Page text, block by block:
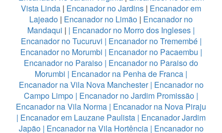
Vista Linda | Encanador no Jardins | Encanador em
Lajeado | Encanador no Limão | Encanador no
Mandaqui | | Encanador no Morro dos Ingleses |
Encanador no Tucuruvi | Encanador no Tremembé|
Encanador no Morumbi | Encanador no Pacaembu |
Encanador no Paraiso | Encanador no Paraiso do
Morumbi | Encanador na Penha de Franca |
Encanador na Vila Nova Manchester| Encanador no
Campo Limpo | Encanador no Jardim Promissão |
Encanador na Vila Norma | Encanador na Nova Piraju
| Encanador em Lauzane Paulista | Encanador Jardim
Japão| Encanador na Vila Hortência| Encanador no